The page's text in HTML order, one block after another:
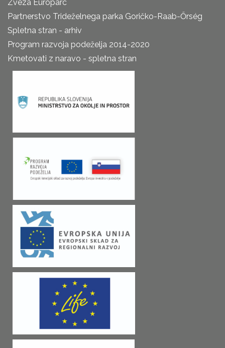
Zveza Europarc
Partnerstvo Trideželnega parka Goričko-Raab-Őrség
Spletna stran - arhiv
Program razvoja podeželja 2014-2020
Kmetovati z naravo - spletna stran